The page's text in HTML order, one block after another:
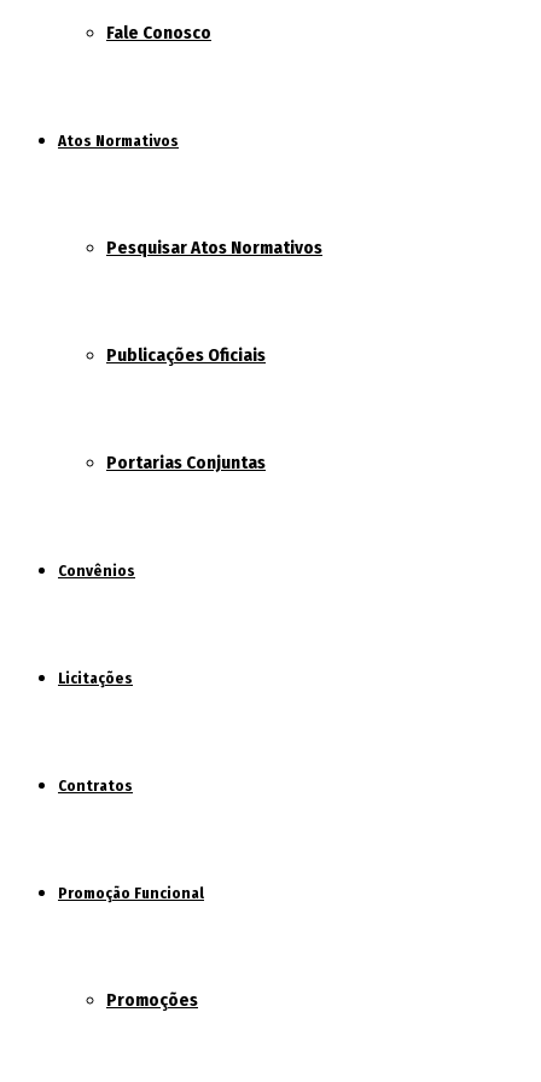
Fale Conosco
Atos Normativos
Pesquisar Atos Normativos
Publicações Oficiais
Portarias Conjuntas
Convênios
Licitações
Contratos
Promoção Funcional
Promoções